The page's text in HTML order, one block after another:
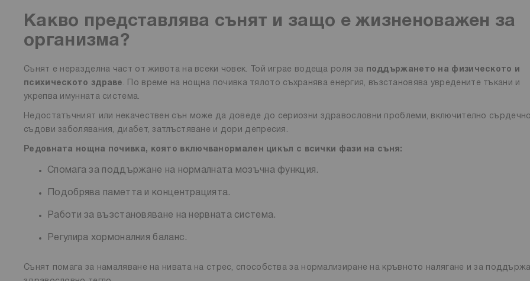
Какво представлява сънят и защо е жизненоважен за
организма?
Сънят е неразделна част от живота на всеки човек. Той играе водеща роля за
поддържането на физическото и
психическото здраве . По време на нощна почивка тялото съхранява енергия, възстановява увредените тъкани и
укрепва имунната система.
Недостатъчният или некачествен сън може да доведе до сериозни здравословни проблеми, включително
съдови заболявания, диабет, затлъстяване и дори депресия.
Редовната нощна почивка, която включва нормален цикъл с всички фази на съня:
Спомага за поддържане на нормалната мозъчна функция.
Подобрява паметта и концентрацията.
Работи за възстановяване на нервната система.
Регулира хормоналния баланс.
Сънят помага за намаляване на нивата на стрес, способства за нормализиране на кръвното налягане и за